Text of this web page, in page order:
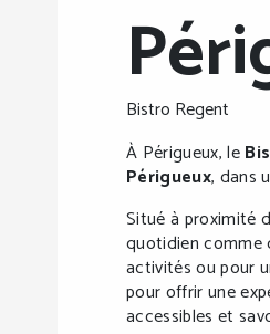
Bistro Regent
À Périgueux, le
Périgueux, dans
Situé à proximité
quotidien comme
activités ou pour
pour offrir une
accessibles et